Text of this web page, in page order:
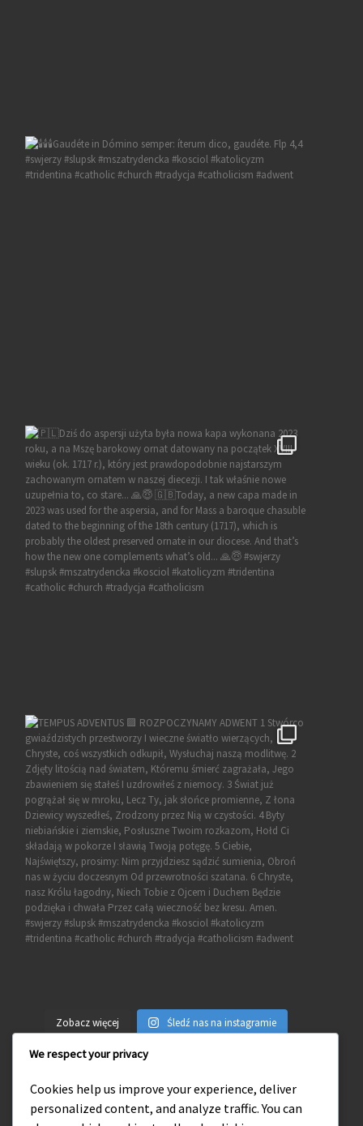
Zobacz więcej Śledź nas na instagramie
Wejdź na naszego facebooka
We respect your privacy
Cookies help us improve your experience, deliver
personalized content, and analyze traffic. You can